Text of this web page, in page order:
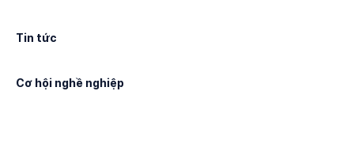
Tin tức
Cơ hội nghề nghiệp